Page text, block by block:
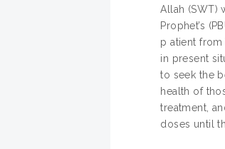
Allah (SWT)
Prophet’s
p atient
in present
to seek the
health of
treatment,
doses until